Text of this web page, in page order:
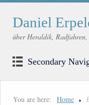
Daniel
über Heraldik, Radfahren,
Secondary
You are here: Home